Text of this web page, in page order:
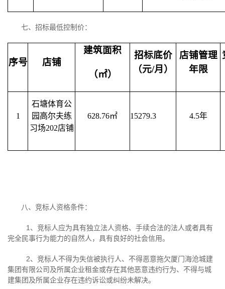
七、招标最低控制价：
序号 店铺
建筑面积
（㎡）
招标底价
（元/月）
店铺管理
年限
1
石塘体育公
园高尔夫练
习场202店铺
628.76㎡ 15279.3 4.5年
八、竞标人资格条件：
1、竞标人应为具有独立法人资格、手续合法的法人或者具有
完全民事行为能力的自然人，具有良好的社会信用。
2、竞标人不得为失信被执行人、不得恶意拖欠厦门海沧城建
集团有限公司及所属企业租金或存在其他恶意违约行为、不得与城
建集团及所属企业存在违约诉讼或纠纷未解决。